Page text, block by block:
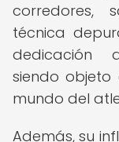
corredores,
técnica
dedicación
siendo
mundo del
Además, su